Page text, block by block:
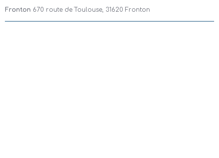
Fronton 670 route de Toulouse, 31620 Fronton